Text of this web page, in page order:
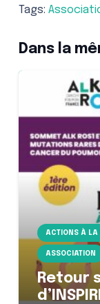
Tags:
Dans la
ACTIONS À LA
ASSOCIATION
Retour